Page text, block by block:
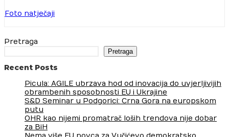
Foto natječaji
Pretraga
Pretraga
Recent Posts
Picula: AGILE ubrzava hod od inovacija do uvjerljivijih
obrambenih sposobnosti EU i Ukrajine
S&D Seminar u Podgorici: Crna Gora na europskom
putu
OHR kao nijemi promatrač loših trendova nije dobar
za BiH